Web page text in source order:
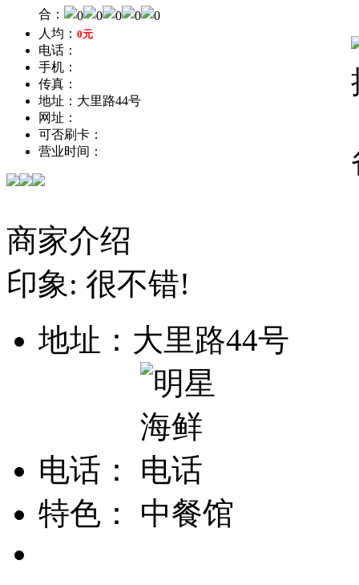
合：
人均： 0元
电话：
手机：
传真：
地址：大里路44号
网址：
可否刷卡：
营业时间：
商家介绍
印象: 很不错!
地址： 大里路44号
电话：
特色：
中餐馆